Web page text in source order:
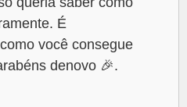
É
você consegue
denovo 🎉.